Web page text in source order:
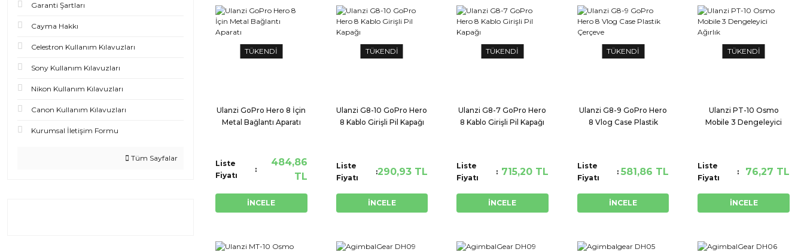
Garanti Şartları
Cayma Hakkı
Celestron Kullanım Kılavuzları
Sony Kullanım Kılavuzları
Nikon Kullanım Kılavuzları
Canon Kullanım Kılavuzları
Kurumsal İletişim Formu
Tüm Sayfalar
TÜKENDİ
Ulanzi GoPro Hero 8 İçin
Metal Bağlantı Aparatı
Liste
Fiyatı
484,86
TL
İNCELE
TÜKENDİ
Ulanzi G8-10 GoPro Hero
8 Kablo Girişli Pil Kapağı
Liste
Fiyatı
290,93 TL
İNCELE
TÜKENDİ
Ulanzi G8-7 GoPro Hero
8 Kablo Girişli Pil Kapağı
Liste
Fiyatı
715,20 TL
İNCELE
TÜKENDİ
Ulanzi G8-9 GoPro Hero
8 Vlog Case Plastik
Liste
Fiyatı
581,86 TL
İNCELE
TÜKENDİ
Ulanzi PT-10 Osmo
Mobile 3 Dengeleyici
Liste
Fiyatı
76,27 TL
İNCELE